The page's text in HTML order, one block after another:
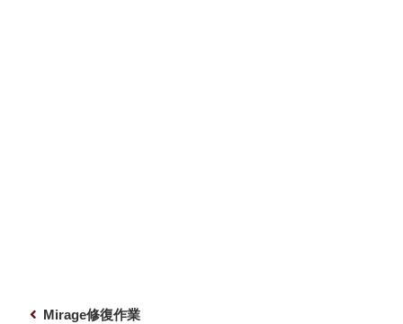
Mirage修復作業